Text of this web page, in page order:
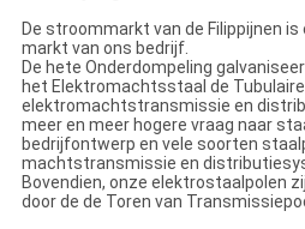
De stroommarkt van de Filippijnen
markt van ons bedrijf.
De hete Onderdompeling
het Elektromachtsstaal de
elektromachtstransmissie en
meer en meer hogere vraag naar
bedrijfontwerp en vele soorten
machtstransmissie en
Bovendien, onze elektrostaalpolen
door de de Toren van